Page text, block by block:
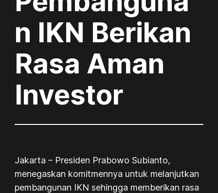
n IKN Berikan
Rasa Aman
Investor
Jakarta – Presiden Prabowo Subianto,
menegaskan komitmennya untuk melanjutkan
pembangunan IKN sehingga memberikan rasa